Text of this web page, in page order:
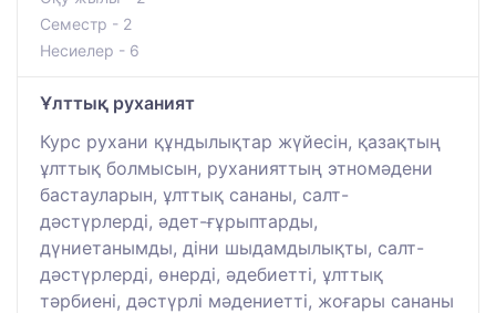
Семестр - 2
Несиелер - 6
Ұлттық руханият
Курс рухани құндылықтар жүйесін, қазақтың
ұлттық болмысын, руханияттың этномәдени
бастауларын, ұлттық сананы, салт-
дәстүрлерді, әдет-ғұрыптарды,
дүниетанымды, діни шыдамдылықты, салт-
дәстүрлерді, өнерді, әдебиетті, ұлттық
тәрбиені, дәстүрлі мәдениетті, жоғары сананы